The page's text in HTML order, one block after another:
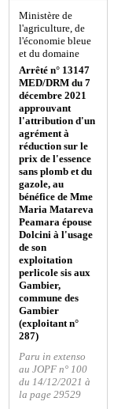
Ministère de
l'agriculture, de
l'économie bleue
et du domaine
Arrêté n° 13147
MED/DRM du 7
décembre 2021
approuvant
l'attribution d'un
agrément à
réduction sur le
prix de l'essence
sans plomb et du
gazole, au
bénéfice de Mme
Maria Matareva
Peamara épouse
Dolcini à l'usage
de son
exploitation
perlicole sis aux
Gambier,
commune des
Gambier
(exploitant n°
287)
Paru in extenso
au JOPF n° 100
du 14/12/2021 à
la page 29529